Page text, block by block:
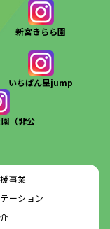
新宮きらら園
いちばん星jump
（非公
事業
ーション